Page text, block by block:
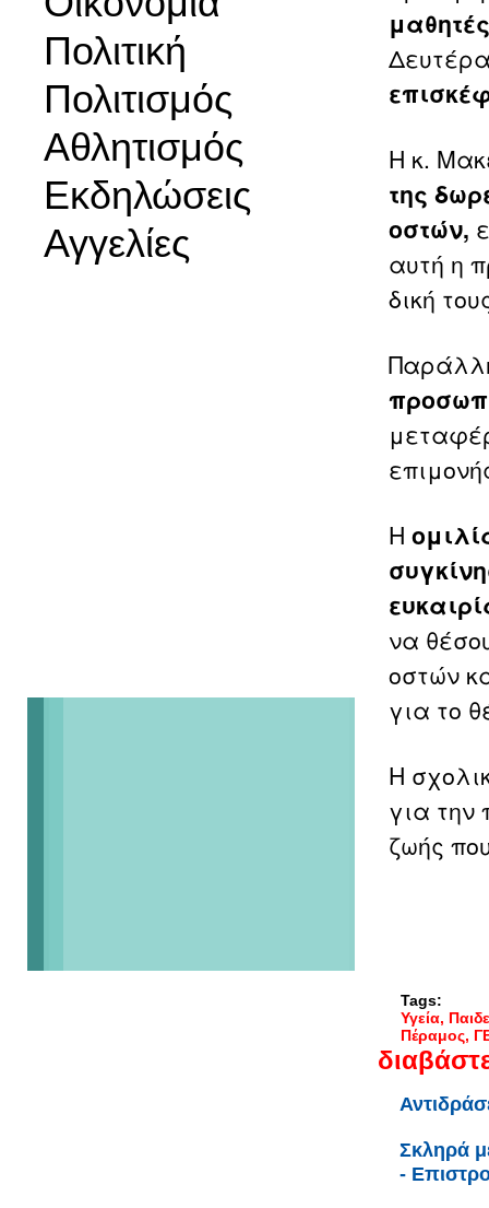
Πολιτική
Πολιτισμός
Αθλητισμός
Εκδηλώσεις
Αγγελίες
Η κ.
της
οστών,
αυτή η
δική
Η
να
οστών
για το
Η
για την
ζωής
Tags:
Υγεία
Πέραμος
Σκληρά
-